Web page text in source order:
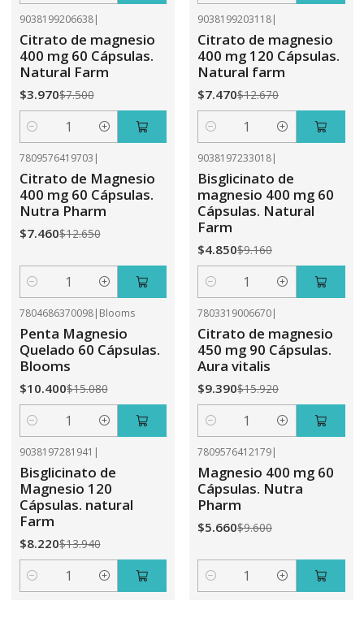
9038199206638|
Citrato de magnesio
400 mg 60 Cápsulas.
Natural Farm
$3.970$7.500
Cantidad
9038199203118|
Citrato de magnesio
400 mg 120 Cápsulas.
Natural farm
$7.470$12.670
Cantidad
7809576419703 |
Citrato de Magnesio
400 mg 60 Cápsulas.
Nutra Pharm
$7.460$12.650
Cantidad
9038197233018|
Bisglicinato de
magnesio 400 mg 60
Cápsulas. Natural
Farm
$4.850$9.160
Cantidad
7804686370098| Blooms
Penta Magnesio
Quelado 60 Cápsulas.
Blooms
$10.400$15.080
Cantidad
7803319006670|
Citrato de magnesio
450 mg 90 Cápsulas.
Aura vitalis
$9.390$15.920
Cantidad
9038197281941 |
Bisglicinato de
Magnesio 120
Cápsulas. natural
Farm
$8.220$13.940
Cantidad
7809576412179|
Magnesio 400 mg 60
Cápsulas. Nutra
Pharm
$5.660$9.600
Cantidad